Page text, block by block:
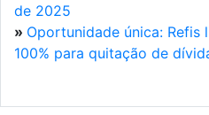
de 2025
» Oportunidade única:
100% para quitação de